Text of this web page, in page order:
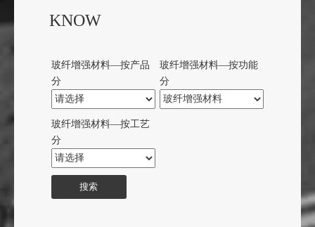
KNOW
玻纤增强材料—按产品
分
玻纤增强材料—按功能
分
玻纤增强材料—按工艺
分
搜索